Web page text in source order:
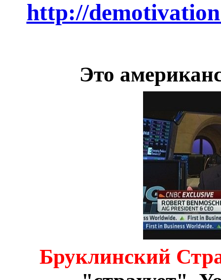
http://
Это
Бруклинский